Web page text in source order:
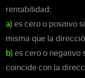
rentabilidad:
a) es cero o positivo
misma que la
b) es cero o negativo
coincide con la